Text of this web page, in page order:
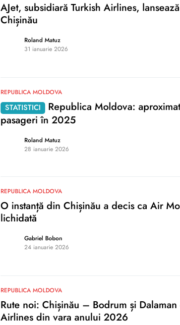
AJet, subsidiară Turkish Airlines,
Chișinău
Roland Matuz
31 ianuarie 2026
REPUBLICA MOLDOVA
STATISTICI
Republica Moldova:
pasageri în 2025
Roland Matuz
28 ianuarie 2026
REPUBLICA MOLDOVA
O instanță din Chișinău a decis ca Air
lichidată
Gabriel Bobon
24 ianuarie 2026
REPUBLICA MOLDOVA
Rute noi: Chișinău – Bodrum și Dalaman
Airlines din vara anului 2026